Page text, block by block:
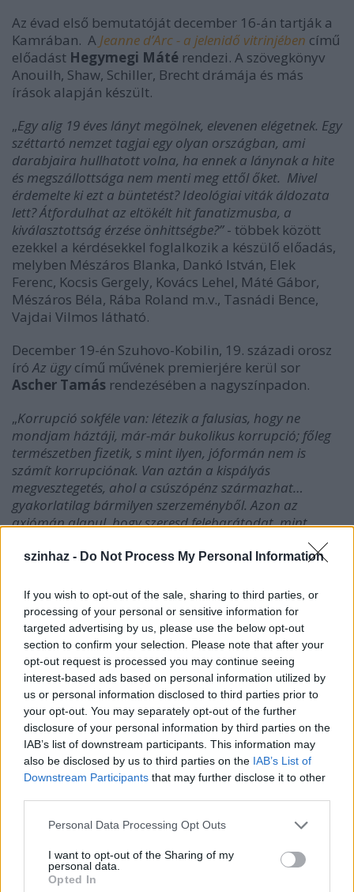
szinhaz - Do Not Process My Personal Information
If you wish to opt-out of the sale, sharing to third parties, or
processing of your personal or sensitive information for
targeted advertising by us, please use the below opt-out
section to confirm your selection. Please note that after your
opt-out request is processed you may continue seeing
interest-based ads based on personal information utilized by
us or personal information disclosed to third parties prior to
your opt-out. You may separately opt-out of the further
disclosure of your personal information by third parties on the
IAB’s list of downstream participants. This information may
also be disclosed by us to third parties on the IAB’s List of
Downstream Participants that may further disclose it to other
Please note that this website/app uses one or more Google
not limited to your visit or usage behaviour. You may click to
grant or deny consent to Google and its third-party tags to
use your data for below specified purposes in below Google
Personal Data Processing Opt Outs
I want to opt-out of the Sharing of my
personal data.
Opted In
Az évad első bemutatóját december 16-án tartják a
Kamrában. A Jeanne d’Arc - a jelenidő vitrinjében című
előadást Hegymegi Máté rendezi. A szövegkönyv
Anouilh, Shaw, Schiller, Brecht drámája és más
írások alapján készült.
„Egy alig 19 éves lányt megölnek, elevenen elégetnek. Egy
széttartó nemzet tagjai egy olyan országban, ami
darabjaira hullhatott volna, ha ennek a lánynak a hite
és megszállottsága nem menti meg ettől őket. Mivel
érdemelte ki ezt a büntetést? Ideológiai viták áldozata
lett? Átfordulhat az eltökélt hit fanatizmusba, a
kiválasztottság érzése önhittségbe?”- többek között
ezekkel a kérdésekkel foglalkozik a készülő előadás,
melyben Mészáros Blanka, Dankó István, Elek
Ferenc, Kocsis Gergely, Kovács Lehel, Máté Gábor,
Mészáros Béla, Rába Roland m.v., Tasnádi Bence,
Vajdai Vilmos látható.
December 19-én Szuhovo-Kobilin, 19. századi orosz
íróAz ügy című művének premierjére kerül sor
Ascher Tamás rendezésében a nagyszínpadon.
„Korrupció sokféle van: létezik a falusias, hogy ne
mondjam háztáji, már-már bukolikus korrupció; főleg
természetben fizetik, s mint ilyen, jóformán nem is
számít korrupciónak. Van aztán a kispályás
megvesztegetés, ahol a csúszópénz származhat…
gyakorlatilag bármilyen szerzeményből. Azon az
axiómán alapul, hogy szeresd felebarátodat, mint
tenmagadat; úgyhogy ha szereztél, osztozzál is – bár ez
sem igazán megvesztegetés” – olvashatjuk a
m.v., Bezerédi Zoltán, Bányai Kelemen Barna, Rujder
Vivien, Pelsőczy Réka, Borsi-Balogh Máté e.h.,
Takátsy Péter, Rajkai Zoltán, Baki Dániel m.v.,
Owaimer Adrián e.h., Fröchlich Kristóf e.h., Rohonyi
Barna e.h., Lengyel Benjámin e.h., Major Erik e.h.,
Váradi Gergely e.h. szerepel.
Ezt követően, december 20-án AiszkhüloszA leláncolt
Prométheuszcímű tragédiáját mutatják be a
Sufniban, melyetTarnóczi Jakab, egyetemi hallgató
állít színpadra.
Zeusz uralkodásának kezdetén járunk, abban a
közt a hatalmasok. Az adok-kapokban egyedül
Prométheusz képviseli az emberek érdekeit. Ellopja az
istenektől a tüzet, hogy az embereket a gondolkodás, az
önkifejezés, a világ megértésének képességében az